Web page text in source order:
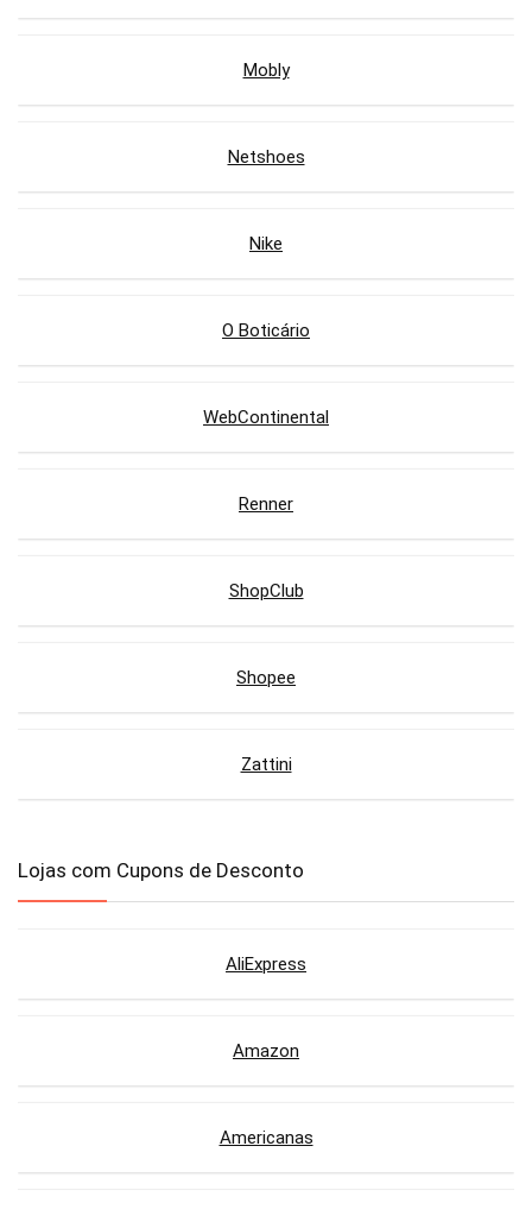
Mobly
Netshoes
Nike
O Boticário
WebContinental
Renner
ShopClub
Shopee
Zattini
Lojas com Cupons de Desconto
AliExpress
Amazon
Americanas